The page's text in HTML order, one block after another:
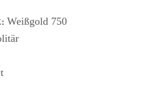
Weißgold 750